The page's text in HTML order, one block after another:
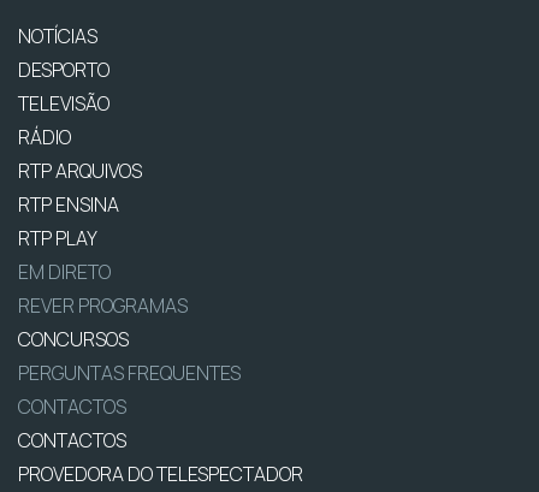
NOTÍCIAS
DESPORTO
TELEVISÃO
RÁDIO
RTP ARQUIVOS
RTP ENSINA
RTP PLAY
EM DIRETO
REVER PROGRAMAS
CONCURSOS
PERGUNTAS FREQUENTES
CONTACTOS
CONTACTOS
PROVEDORA DO TELESPECTADOR